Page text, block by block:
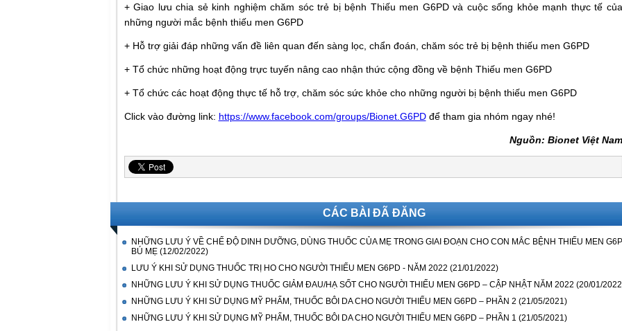
+ Giao lưu chia sẻ kinh nghiệm chăm sóc trẻ bị bệnh Thiếu men G6PD và cuộc sống khỏe mạnh thực tế của
những người mắc bệnh thiếu men G6PD
+ Hỗ trợ giải đáp những vấn đề liên quan đến sàng lọc, chẩn đoán, chăm sóc trẻ bị bệnh thiếu men G6PD
+ Tổ chức những hoạt động trực tuyến nâng cao nhận thức cộng đồng về bệnh Thiếu men G6PD
+ Tổ chức các hoạt động thực tế hỗ trợ, chăm sóc sức khỏe cho những người bị bệnh thiếu men G6PD
Click vào đường link: https://www.facebook.com/groups/Bionet.G6PDđể tham gia nhóm ngay nhé!
Nguồn: Bionet Việt Nam
CÁC BÀI ĐÃ ĐĂNG
NHỮNG LƯU Ý VỀ CHẾ ĐỘ DINH DƯỠNG, DÙNG THUỐC CỦA MẸ TRONG GIAI ĐOẠN CHO CON MẮC BỆNH THIẾU MEN
BÚ MẸ (12/02/2022)
LƯU Ý KHI SỬ DỤNG THUỐC TRỊ HO CHO NGƯỜI THIẾU MEN G6PD - NĂM 2022 (21/01/2022)
NHỮNG LƯU Ý KHI SỬ DỤNG THUỐC GIẢM ĐAU/HẠ SỐT CHO NGƯỜI THIẾU MEN G6PD – CẬP NHẬT NĂM 2022 (20/01/
NHỮNG LƯU Ý KHI SỬ DỤNG MỸ PHẨM, THUỐC BÔI DA CHO NGƯỜI THIẾU MEN G6PD – PHẦN 2 (21/05/2021)
NHỮNG LƯU Ý KHI SỬ DỤNG MỸ PHẨM, THUỐC BÔI DA CHO NGƯỜI THIẾU MEN G6PD – PHẦN 1 (21/05/2021)